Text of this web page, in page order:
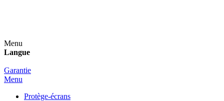
Menu
Langue
Garantie
Menu
Protège-écrans